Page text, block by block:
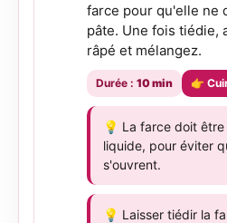
farce pour qu'elle ne
pâte. Une fois tiédie,
râpé et mélangez.
Durée : 10 min 👉
💡 La farce doit
liquide, pour éviter
s'ouvrent.
💡 Laisser tiédir la